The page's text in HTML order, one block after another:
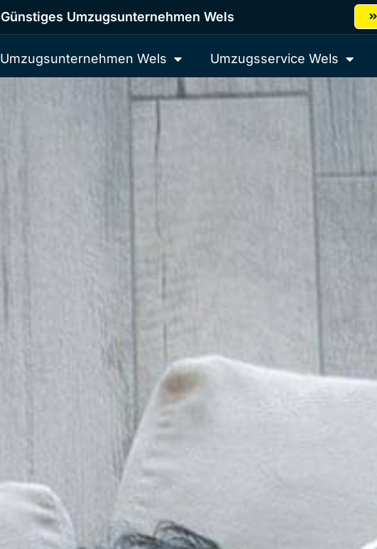
Günstiges Umzugsunternehmen Wels
Umzugsunternehmen Wels Umzugsservice Wels